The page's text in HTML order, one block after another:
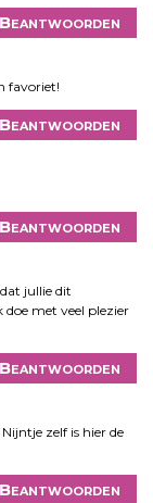
Beantwoorden
favoriet!
Beantwoorden
Beantwoorden
jullie dit
doe met veel plezier
Beantwoorden
zelf is hier de
Beantwoorden